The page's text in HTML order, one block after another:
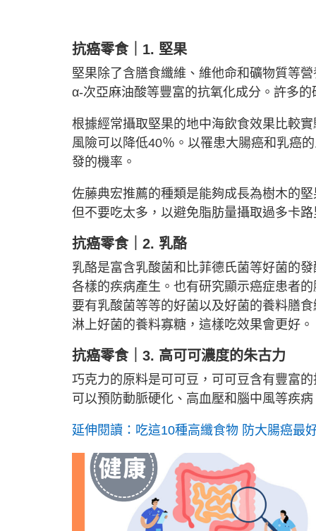
抗癌零食｜1. 堅果
堅果除了含膳食纖維、維他命和礦物質等
α-次亞麻油酸等豐富的抗氧化成分。許多
根據經常攝取堅果的地中海飲食效果比較
風險可以降低40％。以罹患大腸癌和乳癌
發的機率。
佐藤典宏推薦的種類是能夠成長為樹木的
但不要吃太多，以避免脂肪量攝取過多卡
抗癌零食｜2. 乳酪
乳酪是富含乳酸菌和比菲德氏菌等好菌的
各樣的疾病產生。也有研究顯示癌症患者
要有乳酸菌等等的好菌以及好菌的養料膳
淋上好菌的養料寡糖，這樣吃效果會更好。
抗癌零食｜3. 高可可濃度的朱古力
巧克力的原料是可可豆，可可豆含有豐富
可以預防動脈硬化、高血壓和腦中風等疾
延伸閱讀：吃這10種高纖食物 防大腸癌最